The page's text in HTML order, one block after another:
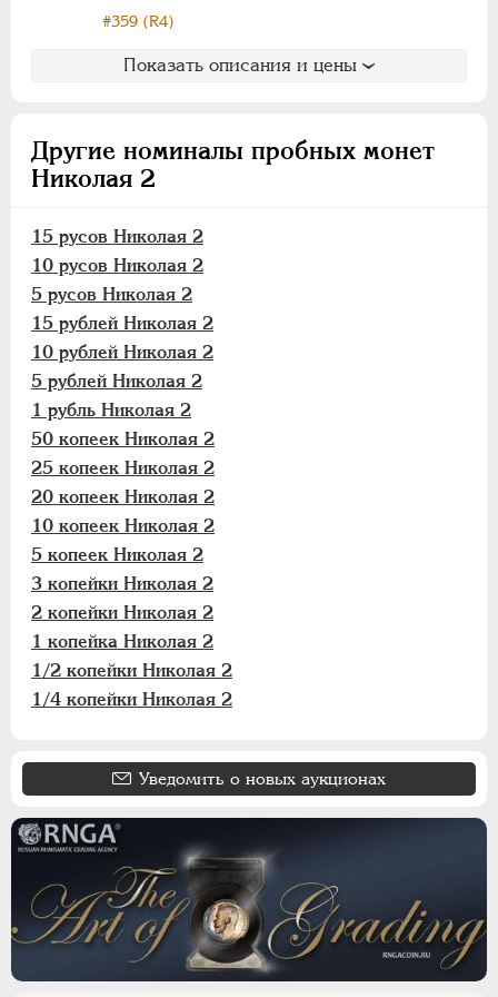
#359 (R4)
Показать описания и цены
Другие номиналы пробных монет
Николая 2
15 русов Николая 2
10 русов Николая 2
5 русов Николая 2
15 рублей Николая 2
10 рублей Николая 2
5 рублей Николая 2
1 рубль Николая 2
50 копеек Николая 2
25 копеек Николая 2
20 копеек Николая 2
10 копеек Николая 2
5 копеек Николая 2
3 копейки Николая 2
2 копейки Николая 2
1 копейка Николая 2
1/2 копейки Николая 2
1/4 копейки Николая 2
Уведомить о новых аукционах
25 копеек
20 копеек
15 копеек
10 копеек
5 копеек
3 копейки
2 копейки
1 копейка
1/2 копейки
1/4 копейки
Памятные и донативные
Для Финляндии
ВРЕМЕННОЕ ПРАВ.
ИНОСТРАННЫЕ 1768-1918